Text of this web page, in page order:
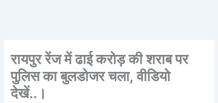
रायपुर रेंज में ढाई करोड़ की शराब पर
पुलिस का बुलडोजर चला, वीडियो
देखें..।